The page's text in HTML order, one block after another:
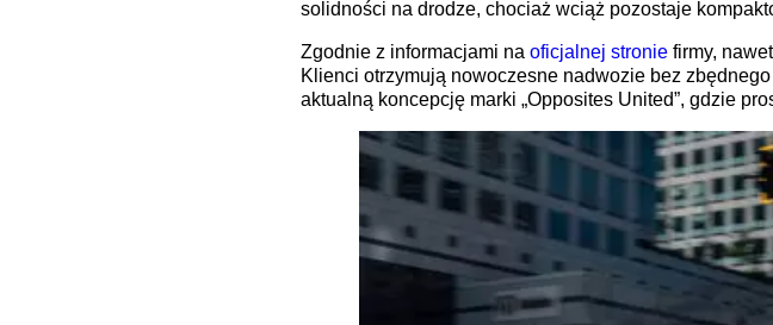
solidności na drodze, chociaż wciąż pozostaje
Zgodnie z informacjami na oficjalnej stronie firmy,
Klienci otrzymują nowoczesne nadwozie bez
aktualną koncepcję marki „Opposites United”, gdzie